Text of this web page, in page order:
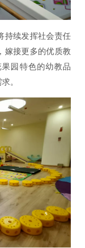
持续发挥社会责任
嫁接更多的优质教
园特色的幼教品
。